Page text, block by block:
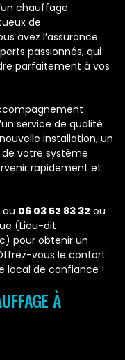
chauffage
de
avez l’assurance
passionnés, qui
parfaitement à vos
service de qualité
installation, un
votre système
rapidement et
au 06 03 52 83 32 ou
(Lieu-dit
pour obtenir un
vous le confort
local de confiance !
À